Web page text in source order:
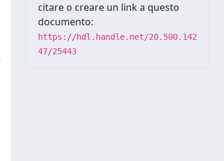
citare o creare un link a questo
documento:
https://hdl.handle.net/20.500.142
47/25443